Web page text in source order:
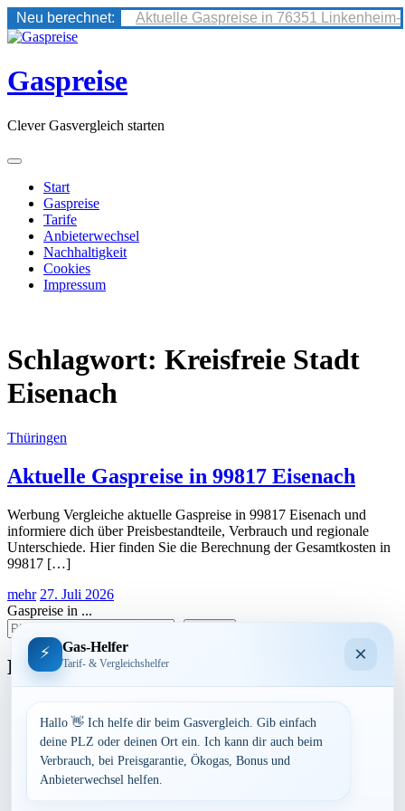
Neu berechnet:
Aktuelle Gaspreise in 76351 Linkenheim-
Skip
content
Gaspreise
Clever Gasvergleich starten
Start
Gaspreise
Tarife
Anbieterwechsel
Nachhaltigkeit
Cookies
Impressum
Schlagwort: Kreisfreie Stadt
Eisenach
Thüringen
Aktuelle Gaspreise in 99817 Eisenach
Werbung Vergleiche aktuelle Gaspreise in 99817 Eisenach und
informiere dich über Preisbestandteile, Verbrauch und regionale
Unterschiede. Hier finden Sie die Berechnung der Gesamtkosten in
99817 […]
mehr 27. Juli 2026
Gaspreise in ...
Bundesland
Bayern
Berlin
Brandenburg
Hamburg
⚡ Gas-Helfer
Tarif- & Vergleichshelfer ×
Hallo 👋 Ich helfe dir beim Gasvergleich. Gib einfach
deine PLZ oder deinen Ort ein. Ich kann dir auch beim
Verbrauch, bei Preisgarantie, Ökogas, Bonus und
Anbieterwechsel helfen.